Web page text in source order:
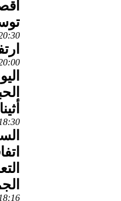
أثينا
18:30
18:16